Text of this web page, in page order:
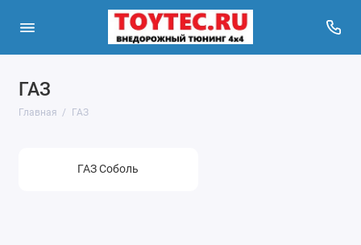
ГАЗ
Главная ГАЗ
ГАЗ Соболь